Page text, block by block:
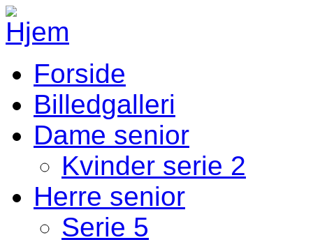
Gå til hovedindhold
Fodbold Menu
Forside
Billedgalleri
Dame senior
Kvinder serie 2
Herre senior
Serie 5